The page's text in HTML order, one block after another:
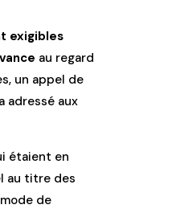
exigibles
au regard
un appel de
adressé aux
étaient en
au titre des
de